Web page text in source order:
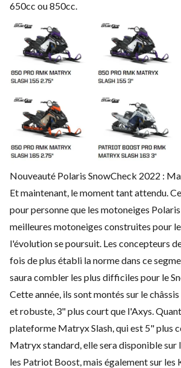
650cc ou 850cc.
Nouveauté Polaris SnowCheck 2022 :
Et maintenant, le moment tant attendu.
pour personne que les motoneiges
meilleures motoneiges construites pour
l'évolution se poursuit. Les concepteurs
fois de plus établi la norme dans ce
saura combler les plus difficiles pour le
Cette année, ils sont montés sur le
et robuste, 3" plus court que l'Axys.
plateforme Matryx Slash, qui est 5" plus
Matryx standard, elle sera disponible sur
les Patriot Boost, mais également sur les